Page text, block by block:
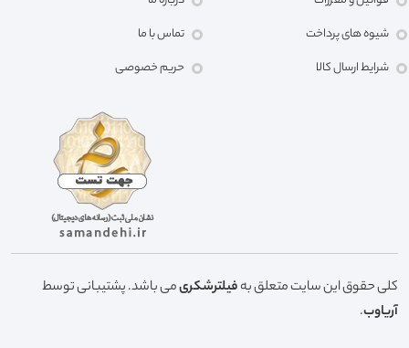
شیوه های پرداخت
شرایط ارسال کالا
تماس با ما
حریم خصوصی
کلی حقوق این سایت متعلق بهفیلترشکریمی باشد. پشتیبانی توسط
آریاوب.